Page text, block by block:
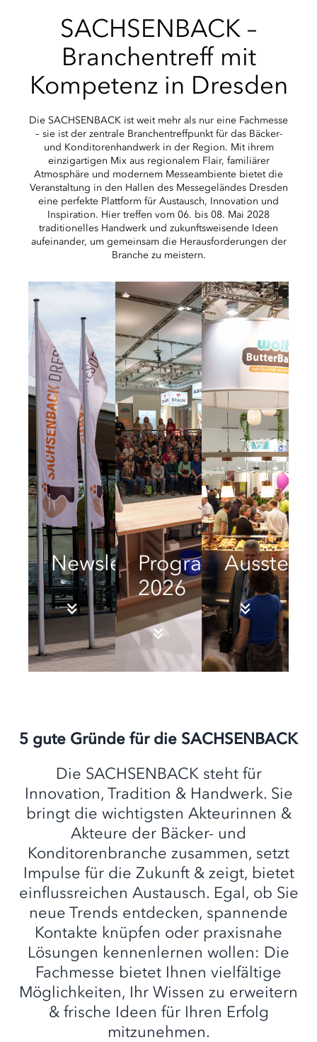
SACHSENBACK –
Branchentreff mit
Kompetenz in Dresden
Die SACHSENBACK ist weit mehr als nur eine Fachmesse
– sie ist der zentrale Branchentreffpunkt für das Bäcker-
und Konditorenhandwerk in der Region. Mit ihrem
einzigartigen Mix aus regionalem Flair, familiärer
Atmosphäre und modernem Messeambiente bietet die
Veranstaltung in den Hallen des Messegeländes Dresden
eine perfekte Plattform für Austausch, Innovation und
Inspiration. Hier treffen vom 06. bis 08. Mai 2028
traditionelles Handwerk und zukunftsweisende Ideen
aufeinander, um gemeinsam die Herausforderungen der
Branche zu meistern.
NewsletterProgramm
2026
5 gute Gründe für die SACHSENBACK
Die SACHSENBACK steht für
Innovation, Tradition & Handwerk. Sie
bringt die wichtigsten Akteurinnen &
Akteure der Bäcker- und
Konditorenbranche zusammen, setzt
Impulse für die Zukunft & zeigt, bietet
einflussreichen Austausch. Egal, ob Sie
neue Trends entdecken, spannende
Kontakte knüpfen oder praxisnahe
Lösungen kennenlernen wollen: Die
Fachmesse bietet Ihnen vielfältige
Möglichkeiten, Ihr Wissen zu erweitern
& frische Ideen für Ihren Erfolg
mitzunehmen.